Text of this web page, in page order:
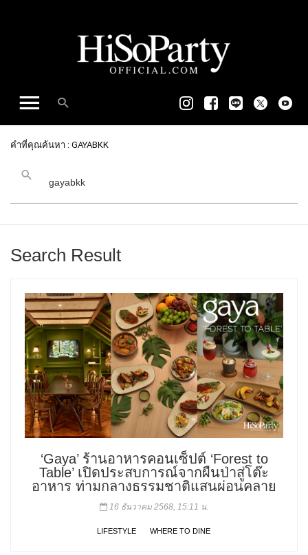
คำที่คุณค้นหา : GAYABKK
Search Result
‘Gaya’ ร้านอาหารคอนเซ็ปต์ ‘Forest to
Table’ เปิดประสบการณ์จากผืนป่าสู่โต๊ะ
อาหาร ท่ามกลางธรรมชาติแสนผ่อนคลาย
16 ธันวาคม 2568, 15:11 น.
LIFESTYLE WHERE TO DINE